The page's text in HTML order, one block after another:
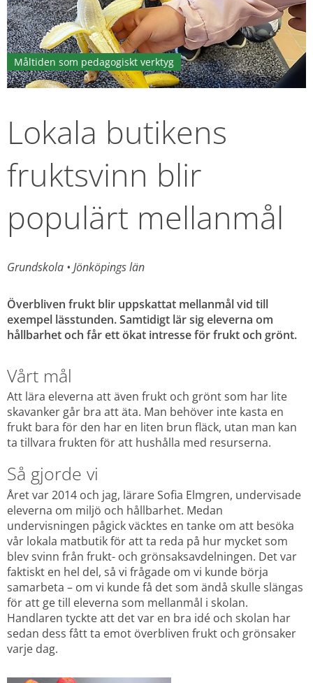
Måltiden som pedagogiskt verktyg
Lokala butikens
fruktsvinn blir
populärt mellanmål
Grundskola • Jönköpings län
Överbliven frukt blir uppskattat mellanmål vid till
exempel lässtunden. Samtidigt lär sig eleverna om
hållbarhet och får ett ökat intresse för frukt och grönt.
Vårt mål
Att lära eleverna att även frukt och grönt som har lite
skavanker går bra att äta. Man behöver inte kasta en
frukt bara för den har en liten brun fläck, utan man kan
ta tillvara frukten för att hushålla med resurserna.
Så gjorde vi
Året var 2014 och jag, lärare Sofia Elmgren, undervisade
eleverna om miljö och hållbarhet. Medan
undervisningen pågick väcktes en tanke om att besöka
vår lokala matbutik för att ta reda på hur mycket som
blev svinn från frukt- och grönsaksavdelningen. Det var
faktiskt en hel del, så vi frågade om vi kunde börja
samarbeta – om vi kunde få det som ändå skulle slängas
för att ge till eleverna som mellanmål i skolan.
Handlaren tyckte att det var en bra idé och skolan har
sedan dess fått ta emot överbliven frukt och grönsaker
varje dag.